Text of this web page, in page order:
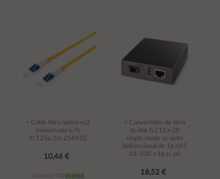
carrito
÷ Cable fibra optica os2
monomodo lc/lc
9/125u 2m 254432
10,46 €
Stocks (+10)
÷ Convertidor de fibra
tp-link fc111a-20
single-mode sc wdm
bidireccional de 1p rj45
10/100 a 1p sc po
18,52 €